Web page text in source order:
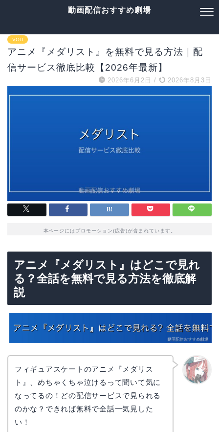
動画配信おすすめ劇場
VOD
アニメ『メダリスト』を無料で見る方法｜配
信サービス徹底比較【2026年最新】
2026年6月2日 / 2026年8月3日
本ページにはプロモーション(広告)が含まれています。
アニメ『メダリスト』はどこで見れ
る？全話を無料で見る方法を徹底解
説
フィギュアスケートのアニメ『メダリス
ト』、めちゃくちゃ泣けるって聞いて気に
なってるの！どの配信サービスで見られる
のかな？できれば無料で全話一気見した
い！